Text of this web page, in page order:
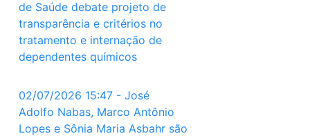
de Saúde debate projeto de
transparência e critérios no
tratamento e internação de
dependentes químicos
02/07/2026 15:47 - José
Adolfo Nabas, Marco Antônio
Lopes e Sônia Maria Asbahr são